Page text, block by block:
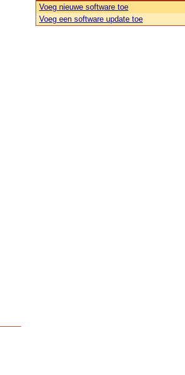
Voeg nieuwe software toe
Voeg een software update toe